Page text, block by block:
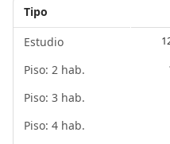
Tipo
Estudio
Piso: 2 hab.
Piso: 3 hab.
Piso: 4 hab.